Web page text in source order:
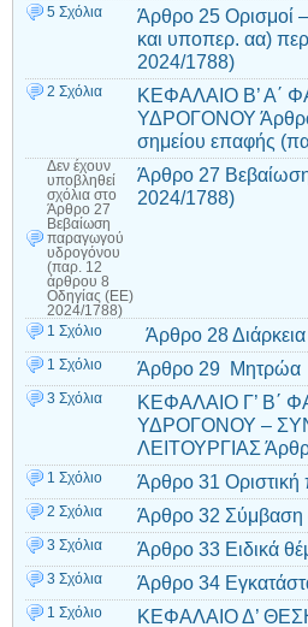
5 Σχόλια
Άρθρο 25 Ορισμοί
και υποπερ. αα)
2024/1788)
2 Σχόλια
ΚΕΦΑΛΑΙΟ Β’ Α΄
ΥΔΡΟΓΟΝΟΥ Άρθρο
σημείου επαφής
Δεν έχουν
υποβληθεί
σχόλια στο
Άρθρο 27
Βεβαίωση
παραγωγού
υδρογόνου
(παρ. 12
άρθρου 8
Οδηγίας (ΕΕ)
2024/1788)
Άρθρο 27
2024/1788)
1 Σχόλιο Άρθρο 28
1 Σχόλιο Άρθρο 29 Μητρώα
3 Σχόλια
ΚΕΦΑΛΑΙΟ Γ’ Β΄
ΥΔΡΟΓΟΝΟΥ –
ΛΕΙΤΟΥΡΓΙΑΣ
1 Σχόλιο Άρθρο 31
2 Σχόλια Άρθρο 32 Σύμβαση
3 Σχόλια Άρθρο 33 Ειδικά
3 Σχόλια Άρθρο 34
1 Σχόλιο
ΚΕΦΑΛΑΙΟ Δ’